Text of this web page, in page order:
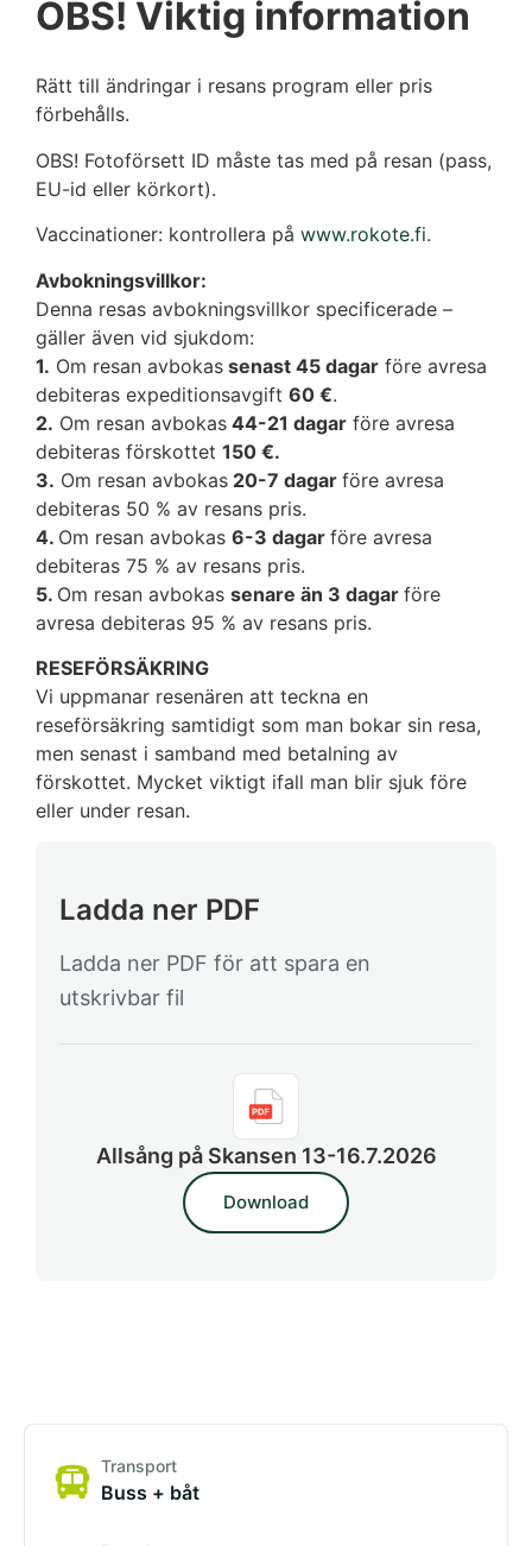
OBS! Viktig information
Rätt till ändringar i resans program eller pris
förbehålls.
OBS! Fotoförsett ID måste tas med på resan (pass,
EU-id eller körkort).
Vaccinationer: kontrollera på www.rokote.fi.
Avbokningsvillkor:
Denna resas avbokningsvillkor specificerade –
gäller även vid sjukdom:
1. Om resan avbokas senast 45 dagar före avresa
debiteras expeditionsavgift 60 €.
2. Om resan avbokas 44-21 dagar före avresa
debiteras förskottet 150 €.
3. Om resan avbokas 20-7 dagar före avresa
debiteras 50 % av resans pris.
4. Om resan avbokas 6-3 dagar före avresa
debiteras 75 % av resans pris.
5. Om resan avbokas senare än 3 dagar före
avresa debiteras 95 % av resans pris.
RESEFÖRSÄKRING
Vi uppmanar resenären att teckna en
reseförsäkring samtidigt som man bokar sin resa,
men senast i samband med betalning av
förskottet. Mycket viktigt ifall man blir sjuk före
eller under resan.
Ladda ner PDF
Ladda ner PDF för att spara en
utskrivbar fil
Allsång på Skansen 13-16.7.2026
Download
Transport
Buss + båt